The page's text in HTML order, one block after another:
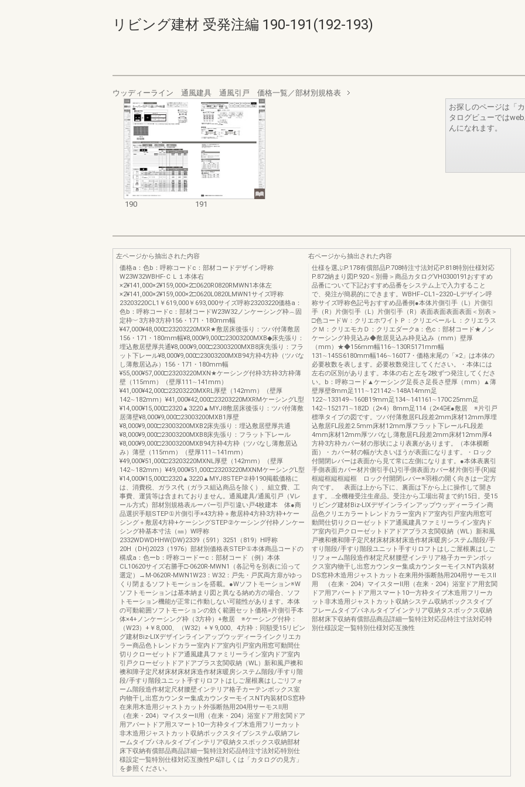
リビング建材 受発注編 190-191(192-193)
ウッディーライン 通風建具 通風引戸 価格一覧／部材別規格表
190 191
お探しのページは「
タログビューでは
んになれます。
左ページから抽出された内容
価格a：色b：呼称コードc：部材コードデザイン呼称
W23W32WBHF-ＣＬ１本体右
×2¥141,000×2¥159,000×2□0620R0820RMWN1本体左
×2¥141,000×2¥159,000×2□0620L0820LMWN1サイズ呼称
23203220CL1￥619,000￥693,000サイズ呼称23203220価格a：
色b：呼称コードc：部材コードW23W32ノンケーシング枠︵固
定枠︶3方枠3方枠156・171・180mm幅
¥47,000¥48,000□23203220MXR★敷居床後張り：ツバ付薄敷居
156・171・180mm幅¥8,000¥9,000□23003200MXB◆床先張り：
埋込敷居壁厚共通¥8,000¥9,000□23003200MXB8床先張り：フラ
ット下レール¥8,000¥9,000□23003200MXB94方枠4方枠（ツバな
し薄敷居込み）156・171・180mm幅
¥55,000¥57,000□23203220MXN★ケーシング付枠3方枠3方枠薄
壁（115mm）（壁厚111∼141mm）
¥41,000¥42,000□23203220MXRL厚壁（142mm）（壁厚
142∼182mm）¥41,000¥42,000□23203220MXRMケーシングL型
¥14,000¥15,000□2320▲3220▲MYJ8敷居床後張り：ツバ付薄敷
居薄壁¥8,000¥9,000□23003200MXB1厚壁
¥8,000¥9,000□23003200MXB2床先張り：埋込敷居壁厚共通
¥8,000¥9,000□23003200MXB8床先張り：フラット下レール
¥8,000¥9,000□23003200MXB94方枠4方枠（ツバなし薄敷居込
み）薄壁（115mm）（壁厚111∼141mm）
¥49,000¥51,000□23203220MXNL厚壁（142mm）（壁厚
142∼182mm）¥49,000¥51,000□23203220MXNMケーシングL型
¥14,000¥15,000□2320▲3220▲MYJ8STEP②枠190掲載価格に
は、消費税、ガラス代（ガラス組込商品を除く）、組立費、工
事費、運賃等は含まれておりません。通風建具/通風引戸（Vレ
ール方式）部材別規格表ルーバー引戸引違い戸4枚建本 体●商
品選択手順STEP①片側引手×43方枠＋敷居枠4方枠3方枠+ケー
シング＋敷居4方枠+ケーシングSTEP②ケーシング付枠ノンケー
シング枠基本寸法（㎜）W呼称
2332WDWDHHW(DW)2339（591）3251（819）H呼称
20H（DH)2023（1976）部材別価格表STEP①本体商品コードの
構成a：色ーb：呼称コードーc：部材コード（例）本体
CL10620サイズ右勝手□-0620R-MWN1（各記号を別表に沿って
選定）→M-0620R-MWN1W23：W32：戸先・戸尻両方扉がゆっ
くり閉まるソフトモーションを搭載。●Wソフトモーション※W
ソフトモーションは基本納まり図と異なる納め方の場合、ソフ
トモーション機能が正常に作動しない可能性があります。本体
の可動範囲ソフトモーションの効く範囲セット価格=片側引手本
体×4+ノンケーシング枠（3方枠）+敷居 ※ケーシング付枠：
（W23）+￥8,000、（W32）+￥9,000、4方枠：同額受15リビン
グ建材Biz-LIXデザインラインアップウッディーラインクリエカ
ラー商品色トレンドカラー室内ドア室内引戸室内用窓可動間仕
切りクローゼットドア通風建具ファミリーライン室内ドア室内
引戸クローゼットドアドアプラス玄関収納（WL）新和風戸襖和
襖和障子定尺材床材床材床造作材床暖房システム階段/手すり階
段/手すり階段ユニット手すりロフトはしご屋根裏はしごリフォ
ーム階段造作材定尺材腰壁インテリア格子カーテンボックス室
内物干し出窓カウンター集成カウンターモイスNT内装材DS窓枠
在来用木造用ジャストカット外張断熱用204用サーモスⅡ用
（在来・204）マイスターⅡ用（在来・204）浴室ドア用玄関ドア
用アパートドア用スマート10一方枠タイプ木造用フリーカット
非木造用ジャストカット収納ボックスタイプシステム収納フレ
ームタイプパネルタイプインテリア収納タスボックス収納部材
床下収納有償部品商品詳細一覧特注対応品特注寸法対応特別仕
様設定一覧特別仕様対応互換性P.6詳しくは「カタログの見方」
を参照ください。
右ページから抽出された内容
仕様を選ぶP.178有償部品P.708特注寸法対応P.818特別仕様対応
P.872納まり図P.920＜別冊＞商品カタログVH0300191おすすめ
品番について下記おすすめ品番をシステム上で入力すること
で、発注が簡易的にできます。WBHF−CL1−2320−Lデザイン呼
称サイズ呼称色記号おすすめ品番例●本体片側引手（L）片側引
手（R）片側引手（L）片側引手（R）表面表面表面表面＜別表＞
□色コードＷ：クリエホワイトＰ：クリエペールＬ：クリエラス
クＭ：クリエモカＤ：クリエダークa：色c：部材コード★ノン
ケーシング枠見込み◆敷居見込み枠見込み（mm）壁厚
（mm）★◆156mm幅116∼130R5171mm幅
131∼145S6180mm幅146∼160T7・価格末尾の「×2」は本体の
必要枚数を表します。必要枚数発注してください。・本体には
左右の区別があります。本体の右と左を2枚ずつ発注してくださ
い。b：呼称コード▲ケーシング足長さ足長さ壁厚（mm）▲薄
壁厚壁8mm足111∼121142∼148A14mm足
122∼133149∼160B19mm足134∼141161∼170C25mm足
142∼152171∼182D（2×4）8mm足114（2×4）̶E●敷居 ※片引戸
標準タイプの図です。ツバ付薄敷居FL段差2mm床材12mm厚埋
込敷居FL段差2.5mm床材12mm厚フラット下レールFL段差
4mm床材12mm厚ツバなし薄敷居FL段差2mm床材12mm厚4
方枠3方枠カバー材の形状により表裏があります。（本体横断
面）・カバー材の幅が大きいほうが表面になります。・ロック
付開閉レバーは表面から見て常に左側になります。●本体表裏引
手側表面カバー材片側引手(L)引手側表面カバー材片側引手(R)縦
框縦框縦框縦框 ロック付開閉レバー※羽根の開く向きは一定方
向です。 表面は上から下に、裏面は下から上に操作して開き
ます。…全機種受注生産品。受注から工場出荷まで約15日。受15
リビング建材Biz-LIXデザインラインアップウッディーライン商
品色クリエカラートレンドカラー室内ドア室内引戸室内用窓可
動間仕切りクローゼットドア通風建具ファミリーライン室内ド
ア室内引戸クローゼットドアドアプラス玄関収納（WL）新和風
戸襖和襖和障子定尺材床材床材床造作材床暖房システム階段/手
すり階段/手すり階段ユニット手すりロフトはしご屋根裏はしご
リフォーム階段造作材定尺材腰壁インテリア格子カーテンボッ
クス室内物干し出窓カウンター集成カウンターモイスNT内装材
DS窓枠木造用ジャストカット在来用外張断熱用204用サーモスⅡ
用 （在来・204）マイスターⅡ用（在来・204）浴室ドア用玄関
ドア用アパートドア用スマート10一方枠タイプ木造用フリーカ
ット非木造用ジャストカット収納システム収納ボックスタイプ
フレームタイプパネルタイプインテリア収納タスボックス収納
部材床下収納有償部品商品詳細一覧特注対応品特注寸法対応特
別仕様設定一覧特別仕様対応互換性